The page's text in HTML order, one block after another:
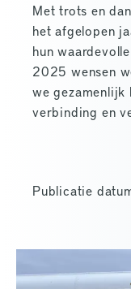
Met trots en
het afgelopen
hun
2025 wensen
we gezamenlijk
verbinding en
Publicatie